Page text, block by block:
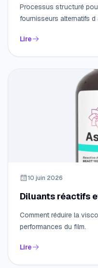
Processus structuré
fournisseurs alternatifs
Lire
10 juin 2026
Diluants réactifs
Comment réduire la
performances du film.
Lire